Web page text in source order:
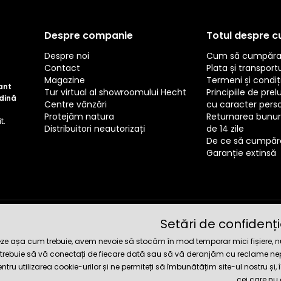
Despre companie
Despre noi
Contact
Magazine
Tur virtual al showroomului Hecht
Centre vânzări
Protejăm natura
Distribuitori neautorizați
Totul despre
Cum să
Plata și
Termeni și
Principiile de
cu caracter
Returnarea
de 14 zile
De ce să
Garanție extinsă
Setări de
așa cum trebuie, avem nevoie să stocăm în mod temporar mici
să vă conectați de fiecare dată sau să vă deranjăm cu reclame
utilizarea cookie-urilor și ne permiteți să îmbunătățim site-ul nostru